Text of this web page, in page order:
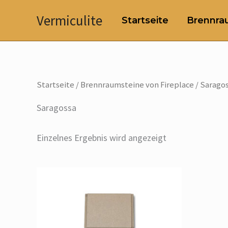
Vermiculite Startseite
Startseite /Brennraumsteine von Fireplace /
Saragossa
Einzelnes Ergebnis wird angezeigt